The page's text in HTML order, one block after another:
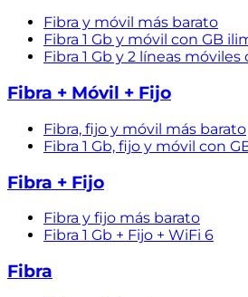
Fibra y móvil más barato
Fibra 1 Gb y móvil con GB
Fibra 1 Gb y 2 líneas
Fibra + Móvil + Fijo
Fibra, fijo y móvil más barato
Fibra 1 Gb, fijo y móvil con
Fibra + Fijo
Fibra y fijo más barato
Fibra 1 Gb + Fijo + WiFi 6
Fibra